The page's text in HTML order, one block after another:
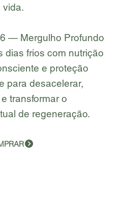
vida.
— Mergulho Profundo
dias frios com nutrição
e proteção
para desacelerar,
transformar o
de regeneração.